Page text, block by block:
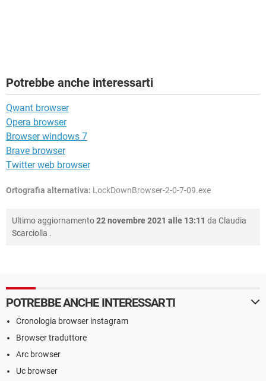
Potrebbe anche interessarti
Qwant browser
Opera browser
Browser windows 7
Brave browser
Twitter web browser
Ortografia alternativa: LockDownBrowser-2-0-7-09.exe
Ultimo aggiornamento22 novembre 2021 alle 13:11 da Claudia
Scarciolla .
POTREBBE ANCHE INTERESSARTI
Cronologia browser instagram
Browser traduttore
Arc browser
Uc browser